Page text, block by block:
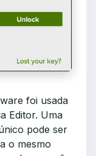
foi usada
Editor. Uma
pode ser
o mesmo